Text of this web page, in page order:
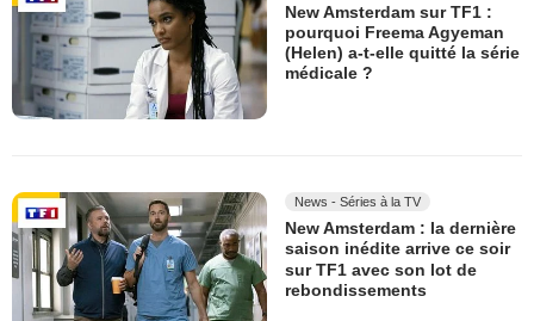
New Amsterdam sur TF1 :
pourquoi Freema Agyeman
(Helen) a-t-elle quitté la série
médicale ?
News - Séries à la TV
New Amsterdam : la dernière
saison inédite arrive ce soir
sur TF1 avec son lot de
rebondissements